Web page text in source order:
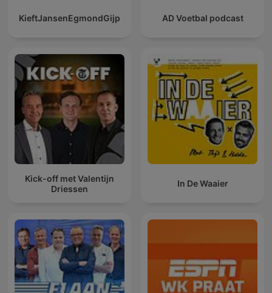
KieftJansenEgmondGijp AD Voetbal podcast
Kick-off met Valentijn
Driessen
In De Waaier